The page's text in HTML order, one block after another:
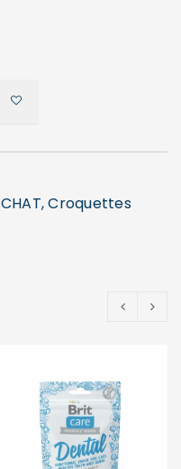
CHAT,Croquettes